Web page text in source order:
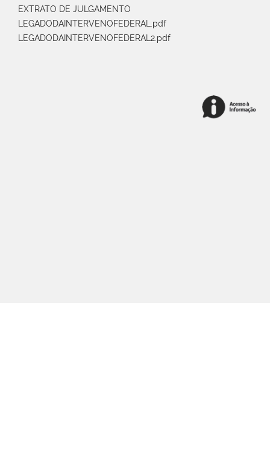
EXTRATO DE JULGAMENTO
LEGADODAINTERVENOFEDERAL.pdf
LEGADODAINTERVENOFEDERAL2.pdf